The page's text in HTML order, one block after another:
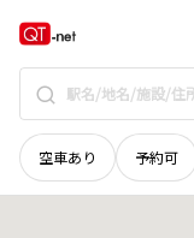
空車あり 予約可
秋田県